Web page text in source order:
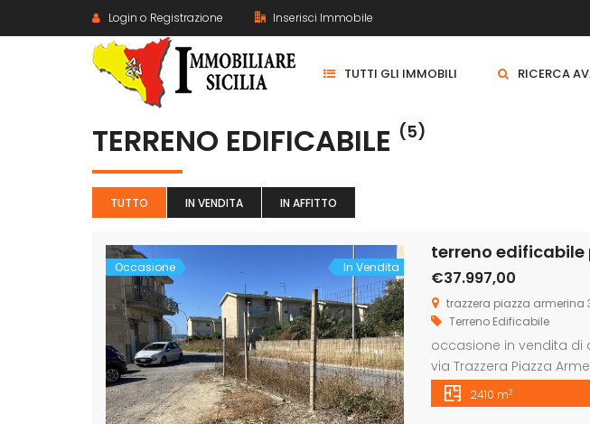
Login o Registrazione Inserisci Immobile
TUTTI GLI IMMOBILI RICERCA
TERRENO EDIFICABILE (5)
TUTTO IN VENDITA IN AFFITTO
Occasione In Vendita
terreno edificabile
€37.997,00
trazzera piazza armerina
Terreno Edificabile
occasione in vendita di
via Trazzera Piazza
da una strada). É
2410 m2